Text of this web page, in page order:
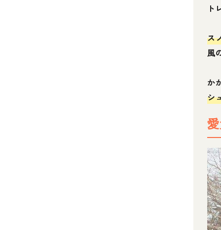
ト
ス
風
か
シ